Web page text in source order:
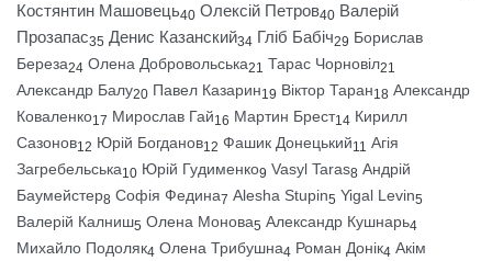
Костянтин Машовець40 Олексій Петров40 Валерій
Прозапас35 Денис Казанский34 Гліб Бабіч29 Борислав
Береза24 Олена Добровольська21 Тарас Чорновіл21
Александр Балу20 Павел Казарин19 Віктор Таран18 Александр
Коваленко17 Мирослав Гай16 Мартин Брест14 Кирилл
Сазонов12 Юрій Богданов12 Фашик Донецький11 Агія
Загребельська10 Юрій Гудименко9 Vasyl Taras8 Андрій
Баумейстер8 Софія Федина7 Alesha Stupin5 Yigal Levin5
Валерій Калниш5 Олена Монова5 Александр Кушнарь4
Михайло Подоляк4 Олена Трибушна4 Роман Донік4 Акім